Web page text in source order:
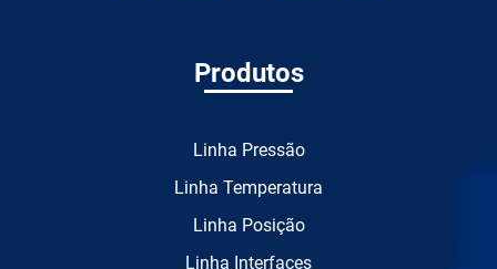
Produtos
Linha Pressão
Linha Temperatura
Linha Posição
Linha Interfaces